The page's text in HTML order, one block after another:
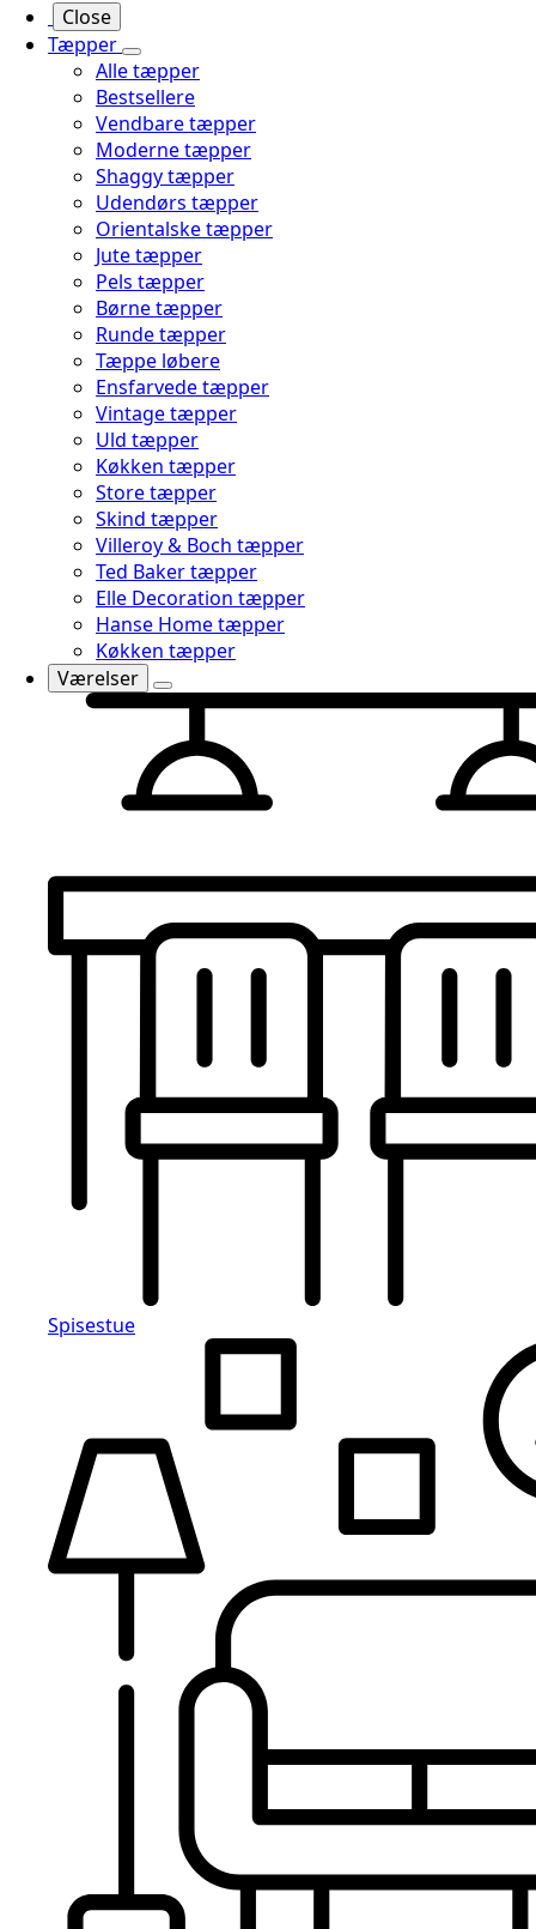
Close
Tæpper
Alle tæpper
Bestsellere
Vendbare tæpper
Moderne tæpper
Shaggy tæpper
Udendørs tæpper
Orientalske tæpper
Jute tæpper
Pels tæpper
Børne tæpper
Runde tæpper
Tæppe løbere
Ensfarvede tæpper
Vintage tæpper
Uld tæpper
Køkken tæpper
Store tæpper
Skind tæpper
Villeroy & Boch tæpper
Ted Baker tæpper
Elle Decoration tæpper
Hanse Home tæpper
Køkken tæpper
Værelser
Spisestue